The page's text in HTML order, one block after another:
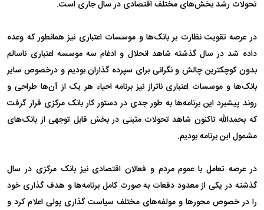
تحولات رشد بخش‌های مختلف اقتصادی در سال جاری است.
در عرصه تقویت نظارت بر بانک‌ها و موسسات اعتباری نیز همانطور که وعده
داده شد در سال گذشته شاهد انحلال و ادغام سه موسسه اعتباری ناسالم
بدون کوچکترین چالش و نگرانی برای سپرده گذاران بودیم و درخصوص سایر
بانک‌ها و موسسات اعتباری ناتراز نیز برنامه احیاء هر یک از آن‌ها طراحی و
روند پیشبرد این برنامه‌ها به طور جدی در دستور کار بانک مرکزی قرار گرفت
که بحمدالله تاکنون شاهد تحولات مثبتی در بخش قابل توجهی از بانک‌های
مشمول این برنامه بودیم.
در عرصه تعامل با عموم مردم و فعالان اقتصادی نیز بانک مرکزی در سال
گذشته در یکی از معدود دفعات به صورت کامل برنامه‌ها و هدف گذاری خود
را در خصوص محور‌ها و مولفه‌های مختلف سیاست گذاری پولی اعلام کرد و